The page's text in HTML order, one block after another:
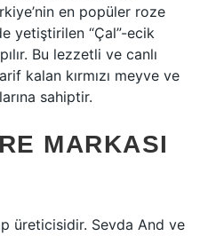
en popüler roze
yetiştirilen “Çal”-ecik
Bu lezzetli ve canlı
kalan kırmızı meyve ve
sahiptir.
MARKASI
üreticisidir. Sevda And ve